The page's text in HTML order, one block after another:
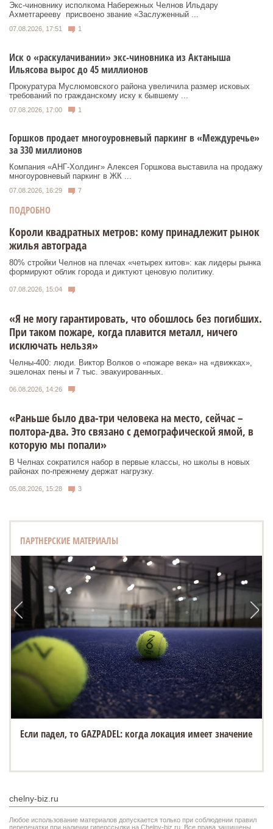
Экс‑чиновнику исполкома Набережных Челнов Ильдару
Ахметгарееву присвоено звание «Заслуженный ...
07.08.2026, 17:51 1
Иск о «раскулачивании» экс-чиновника из Актаныша
Ильясова вырос до 45 миллионов
Прокуратура Муслюмовского района увеличила размер исковых
требований по гражданскому иску к бывшему ...
07.08.2026, 17:00 1
Горшков продает многоуровневый паркинг в «Междуречье»
за 330 миллионов
Компания «АНГ-Холдинг» Алексея Горшкова выставила на продажу
многоуровневый паркинг в ЖК ...
07.08.2026, 16:29 7
ПОДРОБНО
Короли квадратных метров: кому принадлежит рынок
жилья автограда
80% стройки Челнов на плечах «четырех китов»: как лидеры рынка
формируют облик города и диктуют ценовую политику.
07.08.2026, 15:04
«Я не могу гарантировать, что обошлось без погибших.
При таком пожаре, когда плавится металл, ничего
исключать нельзя»
Челны-400: люди. Виктор Волков о «пожаре века» на «движках»,
эшелонах пены и 7 тыс. эвакуированных.
06.08.2026, 14:26
«Раньше было два-три человека на место, сейчас –
полтора-два. Это связано с демографической ямой, в
которую мы попали»
В Челнах сократился набор в первые классы, но школы в новых
районах по-прежнему держат нагрузку.
05.08.2026, 15:28 3
ПАРТНЕРСКИЕ МАТЕРИАЛЫ
Если падел, то GAZPADEL: когда локация имеет значение
chelny-biz.ru
Любое использование материалов допускается только при соблюдении правил
перепечатки при наличии гиперссылки на Chelny-biz.ru. Все права защищены